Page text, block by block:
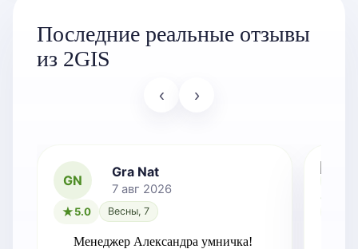
Последние реальные отзывы
из 2GIS
‹ ›
GN
Gra Nat
7 авг 2026
5.0 Весны, 7
Менеджер Александра умничка!